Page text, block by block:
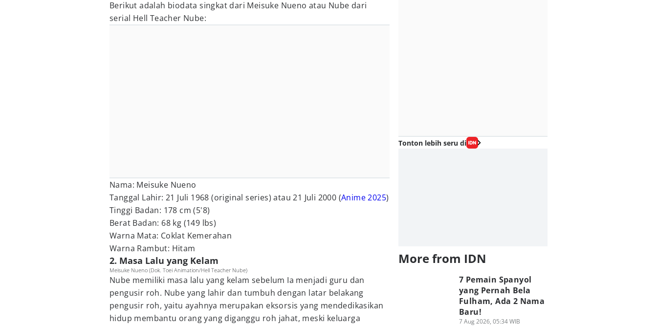
Berikut adalah biodata singkat dari Meisuke Nueno atau Nube dari
serial Hell Teacher Nube:
Nama: Meisuke Nueno
Tanggal Lahir: 21 Juli 1968 (original series) atau 21 Juli 2000 (Anime 2025)
Tinggi Badan: 178 cm (5'8)
Berat Badan: 68 kg (149 lbs)
Warna Mata: Coklat Kemerahan
Warna Rambut: Hitam
2. Masa Lalu yang Kelam
Meisuke Nueno (Dok. Toei Animation/Hell Teacher Nube)
Nube memiliki masa lalu yang kelam sebelum Ia menjadi guru dan
pengusir roh. Nube yang lahir dan tumbuh dengan latar belakang
pengusir roh, yaitu ayahnya merupakan eksorsis yang mendedikasikan
hidup membantu orang yang diganggu roh jahat, meski keluarga
Tonton lebih seru di
More from IDN
7 Pemain Spanyol
yang Pernah Bela
Fulham, Ada 2 Nama
Baru!
7 Aug 2026, 05:34 WIB